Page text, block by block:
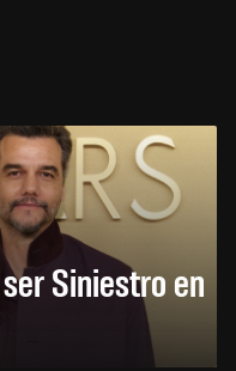
Siniestro en